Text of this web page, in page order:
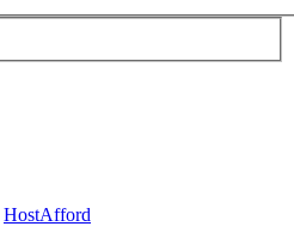
HostAfford